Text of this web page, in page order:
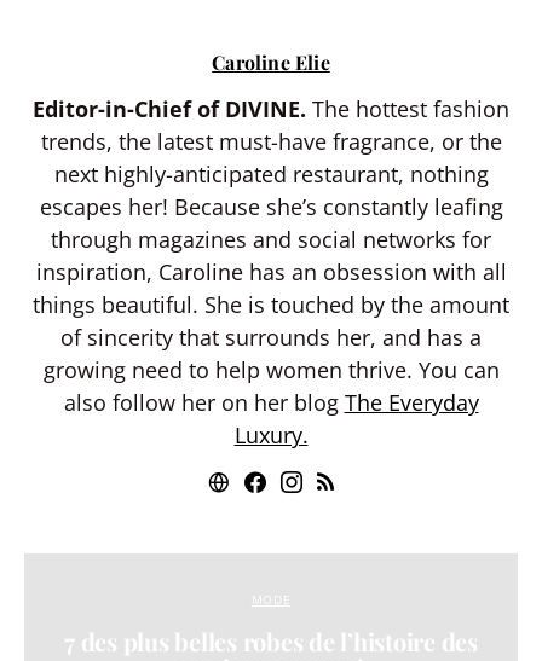
Caroline Elie
Editor-in-Chief of DIVINE. The hottest fashion
trends, the latest must-have fragrance, or the
next highly-anticipated restaurant, nothing
escapes her! Because she’s constantly leafing
through magazines and social networks for
inspiration, Caroline has an obsession with all
things beautiful. She is touched by the amount
of sincerity that surrounds her, and has a
growing need to help women thrive. You can
also follow her on her blog The Everyday
Luxury.
MODE
7 des plus belles robes de l’histoire des